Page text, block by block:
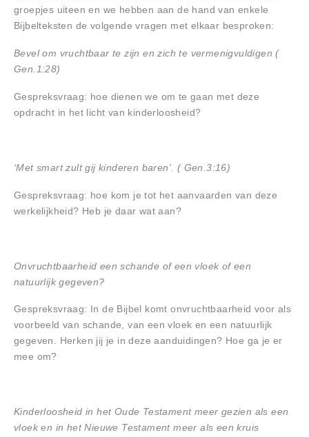
groepjes uiteen en we hebben aan de hand van enkele
Bijbelteksten de volgende vragen met elkaar besproken:
Bevel om vruchtbaar te zijn en zich te vermenigvuldigen (
Gen.1:28)
Gespreksvraag: hoe dienen we om te gaan met deze
opdracht in het licht van kinderloosheid?
‘Met smart zult gij kinderen baren’. ( Gen.3:16)
Gespreksvraag: hoe kom je tot het aanvaarden van deze
werkelijkheid? Heb je daar wat aan?
Onvruchtbaarheid een schande of een vloek of een
natuurlijk gegeven?
Gespreksvraag: In de Bijbel komt onvruchtbaarheid voor als
voorbeeld van schande, van een vloek en een natuurlijk
gegeven. Herken jij je in deze aanduidingen? Hoe ga je er
mee om?
Kinderloosheid in het Oude Testament meer gezien als een
vloek en in het Nieuwe Testament meer als een kruis